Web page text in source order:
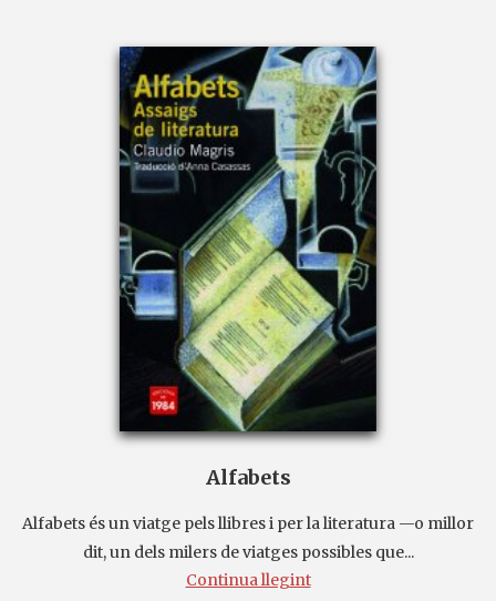
Alfabets
Alfabets és un viatge pels llibres i per la literatura —o millor
dit, un dels milers de viatges possibles que...
Continua llegint